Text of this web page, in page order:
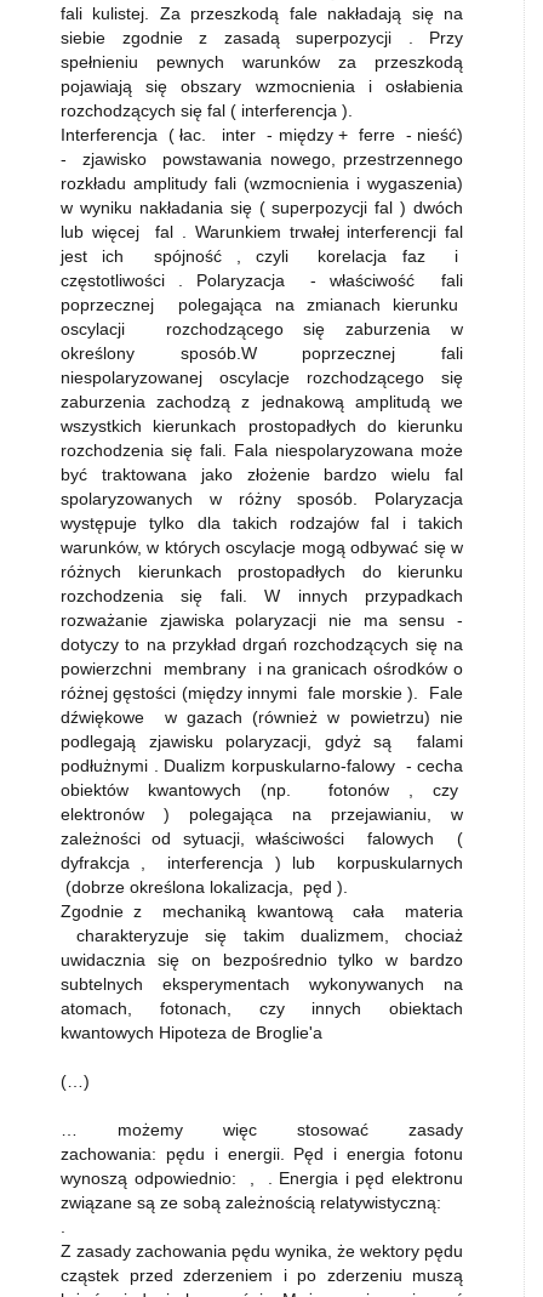
fali kulistej. Za przeszkodą fale nakładają się na
siebie zgodnie z zasadą superpozycji . Przy
spełnieniu pewnych warunków za przeszkodą
pojawiają się obszary wzmocnienia i osłabienia
rozchodzących się fal ( interferencja ).
Interferencja ( łac. inter - między + ferre - nieść)
- zjawisko powstawania nowego, przestrzennego
rozkładu amplitudy fali (wzmocnienia i wygaszenia)
w wyniku nakładania się ( superpozycji fal ) dwóch
lub więcej fal . Warunkiem trwałej interferencji fal
jest ich spójność , czyli korelacja faz i
częstotliwości . Polaryzacja - właściwość fali
poprzecznej polegająca na zmianach kierunku
oscylacji rozchodzącego się zaburzenia w
określony sposób.W poprzecznej fali
niespolaryzowanej oscylacje rozchodzącego się
zaburzenia zachodzą z jednakową amplitudą we
wszystkich kierunkach prostopadłych do kierunku
rozchodzenia się fali. Fala niespolaryzowana może
być traktowana jako złożenie bardzo wielu fal
spolaryzowanych w różny sposób. Polaryzacja
występuje tylko dla takich rodzajów fal i takich
warunków, w których oscylacje mogą odbywać się w
różnych kierunkach prostopadłych do kierunku
rozchodzenia się fali. W innych przypadkach
rozważanie zjawiska polaryzacji nie ma sensu -
dotyczy to na przykład drgań rozchodzących się na
powierzchni membrany i na granicach ośrodków o
różnej gęstości (między innymi fale morskie ). Fale
dźwiękowe w gazach (również w powietrzu) nie
podlegają zjawisku polaryzacji, gdyż są falami
podłużnymi . Dualizm korpuskularno-falowy - cecha
obiektów kwantowych (np. fotonów , czy
elektronów ) polegająca na przejawianiu, w
zależności od sytuacji, właściwości falowych (
dyfrakcja , interferencja ) lub korpuskularnych
(dobrze określona lokalizacja, pęd ).
Zgodnie z mechaniką kwantową cała materia
charakteryzuje się takim dualizmem, chociaż
uwidacznia się on bezpośrednio tylko w bardzo
subtelnych eksperymentach wykonywanych na
atomach, fotonach, czy innych obiektach
kwantowych Hipoteza de Broglie'a
(…)
… możemy więc stosować zasady
zachowania: pędu i energii. Pęd i energia fotonu
wynoszą odpowiednio: , . Energia i pęd elektronu
związane są ze sobą zależnością relatywistyczną:
Z zasady zachowania pędu wynika, że wektory pędu
cząstek przed zderzeniem i po zderzeniu muszą